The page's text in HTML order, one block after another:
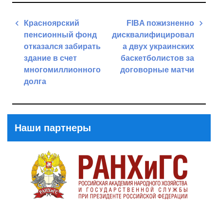
Навигация
записям
Красноярский
пенсионный фонд
отказался забирать
здание в счет
многомиллионного
долга
FIBA пожизненно
дисквалифицировал
а двух украинских
баскетболистов за
договорные матчи
Наши партнеры